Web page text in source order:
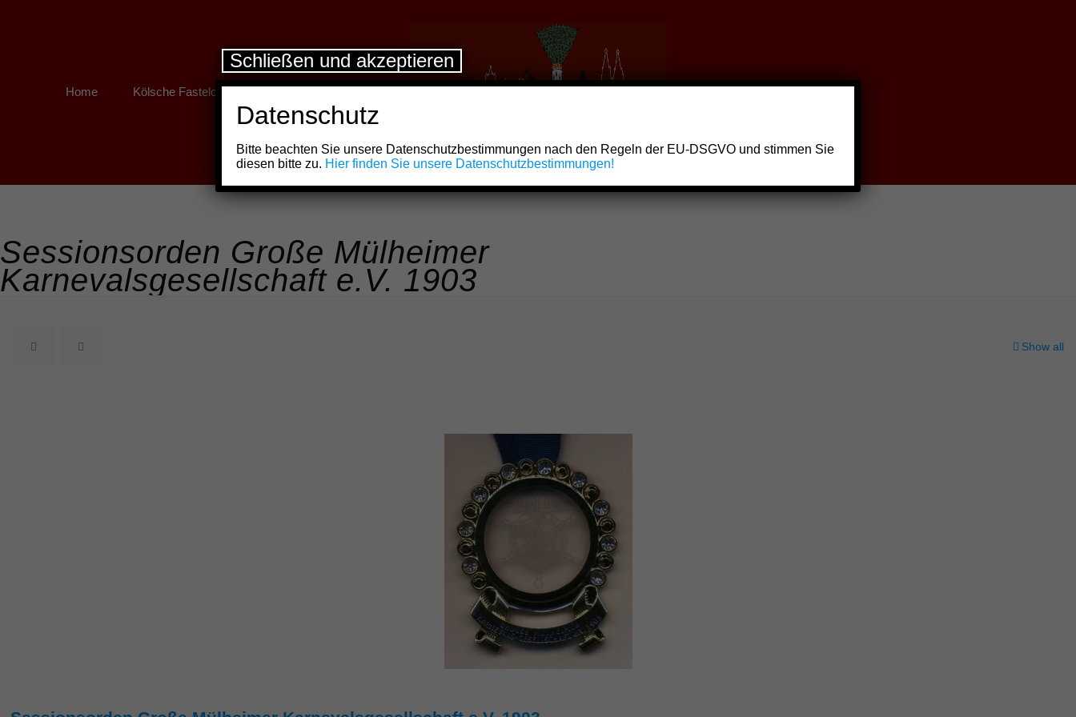
Home Kölsche Fastelovend
Sessionsorden Große Mülheimer
Karnevalsgesellschaft e.V. 1903
Show all
Datenschutz
Bitte beachten Sie unsere Datenschutzbestimmungen nach den Regeln der EU-DSGVO und stimmen Sie
diesen bitte zu. Hier finden Sie unsere Datenschutzbestimmungen!
Schließen und akzeptieren